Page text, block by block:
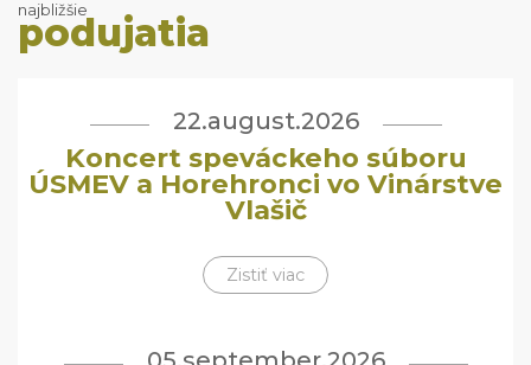
najbližšie
podujatia
22.august.2026
Koncert speváckeho súboru
ÚSMEV a Horehronci vo Vinárstve
Vlašič
Zistiť viac